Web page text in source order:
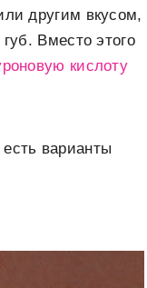
другим вкусом,
Вместо этого
кислоту
варианты